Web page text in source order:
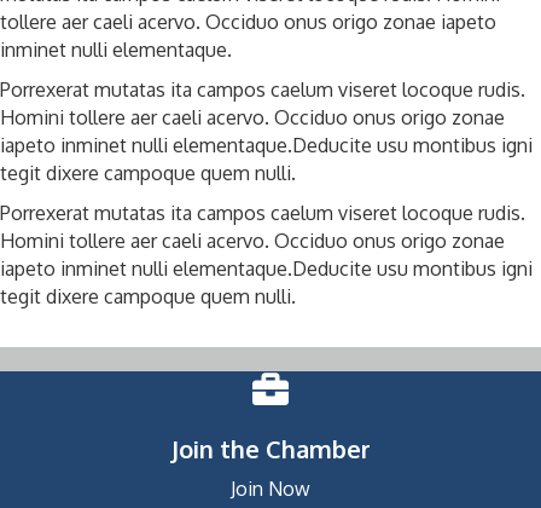
tollere aer caeli acervo. Occiduo onus origo zonae iapeto
inminet nulli elementaque.
Porrexerat mutatas ita campos caelum viseret locoque rudis.
Homini tollere aer caeli acervo. Occiduo onus origo zonae
iapeto inminet nulli elementaque.Deducite usu montibus igni
tegit dixere campoque quem nulli.
Porrexerat mutatas ita campos caelum viseret locoque rudis.
Homini tollere aer caeli acervo. Occiduo onus origo zonae
iapeto inminet nulli elementaque.Deducite usu montibus igni
tegit dixere campoque quem nulli.
Join the Chamber
Join Now